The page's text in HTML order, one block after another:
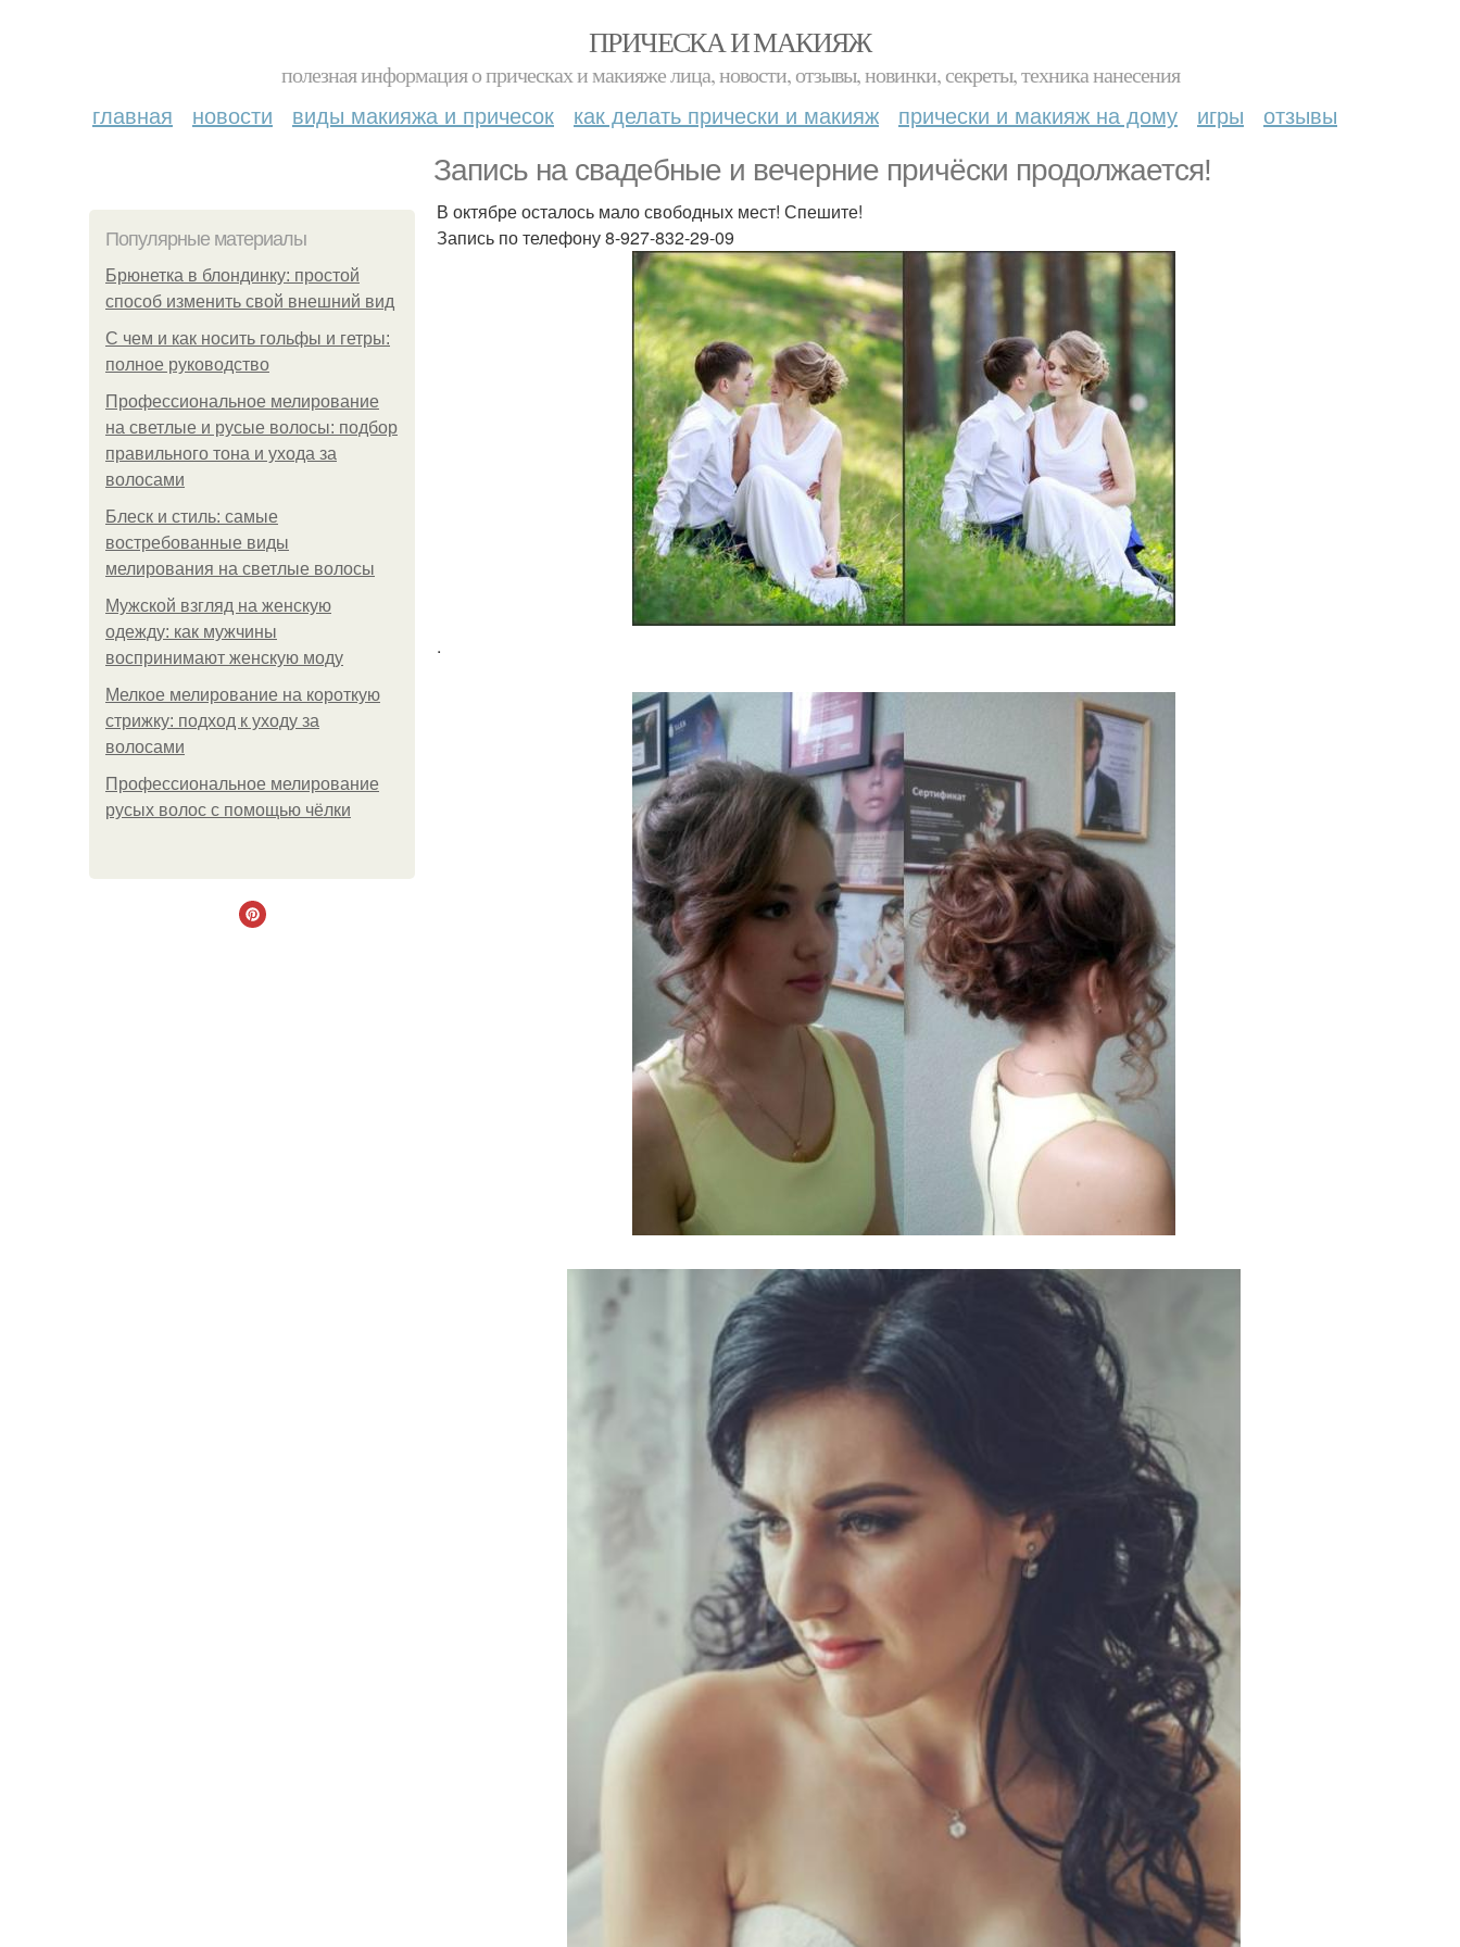
ПРИЧЕСКА И МАКИЯЖ
полезная информация о прическах и макияже лица, новости, отзывы, новинки, секреты, техника нанесения
главная новости виды макияжа и причесок как делать прически и макияж прически и макияж на дому игры отзывы
Запись на свадебные и вечерние причёски продолжается!
Популярные материалы
Брюнетка в блондинку: простой
способ изменить свой внешний вид
С чем и как носить гольфы и гетры:
полное руководство
Профессиональное мелирование
на светлые и русые волосы: подбор
правильного тона и ухода за
волосами
Блеск и стиль: самые
востребованные виды
мелирования на светлые волосы
Мужской взгляд на женскую
одежду: как мужчины
воспринимают женскую моду
Мелкое мелирование на короткую
стрижку: подход к уходу за
волосами
Профессиональное мелирование
русых волос с помощью чёлки
В октябре осталось мало свободных мест! Спешите!
Запись по телефону 8-927-832-29-09
.